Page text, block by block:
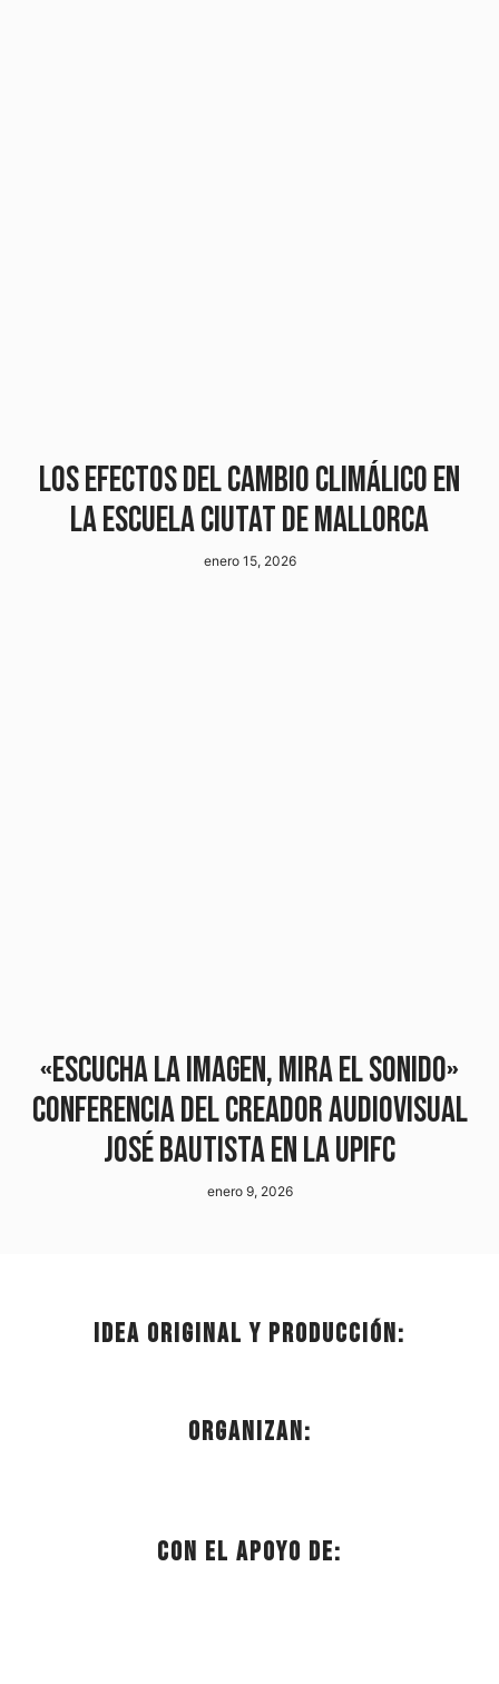
LOS EFECTOS DEL CAMBIO CLIMÁLICO EN
LA ESCUELA CIUTAT DE MALLORCA
enero 15, 2026
«Escucha la imagen, mira el sonido»
conferencia del creador audiovisual
José Bautista en la UPIFC
enero 9, 2026
Idea original y producción:
Organizan:
Con el apoyo de: